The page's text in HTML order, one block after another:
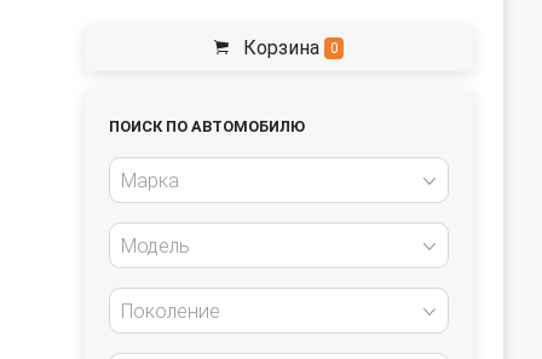
Корзина 0
ПОИСК ПО АВТОМОБИЛЮ
Марка
Модель
Поколение